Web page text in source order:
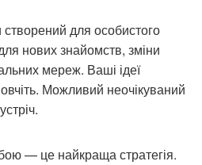
створений для особистого
нових знайомств, зміни
мереж. Ваші ідеї
Можливий неочікуваний
— це найкраща стратегія.